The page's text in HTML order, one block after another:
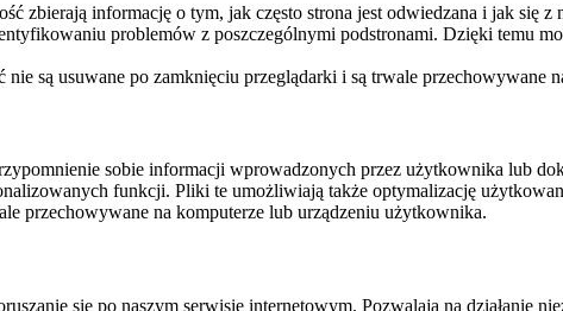
zbierają informację o tym, jak często strona jest odwiedzana i jak się
problemów z poszczególnymi podstronami. Dzięki temu
są usuwane po zamknięciu przeglądarki i są trwale przechowywane
sobie informacji wprowadzonych przez użytkownika lub
funkcji. Pliki te umożliwiają także optymalizację
przechowywane na komputerze lub urządzeniu użytkownika.
się po naszym serwisie internetowym. Pozwalają na działanie